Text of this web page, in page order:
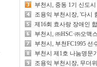
개최… 89개 공약 점검
부천시, 중동 1기 신도
주민설명회 개최
조용익 부천시장, '다시
선 9기 출범
제16회 효사랑 장애인
부천시, ㈜HSC·㈜오맥
쟁력 모색
부천시, 부천FC1995 선
간담회 개최
부천시 제1호 나눔명문
·청소년 후원금 1억 원
조용익 부천시장, 무더